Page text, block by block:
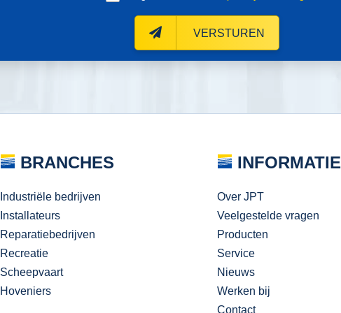
VERSTUREN
BRANCHES
Industriële bedrijven
Installateurs
Reparatiebedrijven
Recreatie
Scheepvaart
Hoveniers
INFORMATIE
Over JPT
Veelgestelde vragen
Producten
Service
Nieuws
Werken bij
Contact